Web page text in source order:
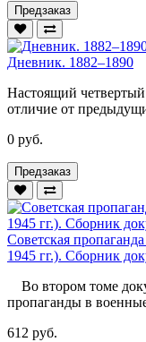
Предзаказ
Дневник. 1882–1890
Настоящий
отличие от
0 руб.
Предзаказ
Советская
1945 гг.). Сборник
Во втором томе
пропаганды в
612 руб.